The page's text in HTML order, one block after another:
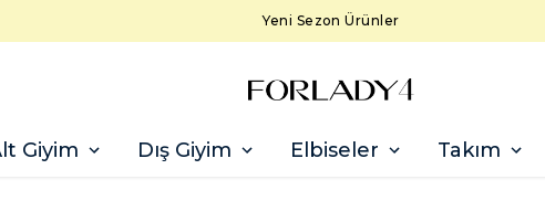
Yeni Sezon Ürünler
Giyim Dış Giyim Elbiseler Takım